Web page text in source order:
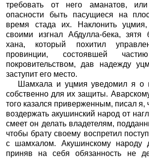
требовать от него аманатов,
опасности быть пасущиеся на
время стада их. Наклонить
своими изгнал Абдулла-бека, зятя
хана, который похитил
провинции, состоявшей
покровительством, дав надежду
заступит его место.
Шамхала и уцмия уведомил я о
собственно для их защиты.
того казался приверженным, писал я,
воздержать акушинский народ от
смеет он делать владетелям,
чтобы брату своему воспретил
с шамхалом. Акушинскому народу
приняв на себя обязанность не